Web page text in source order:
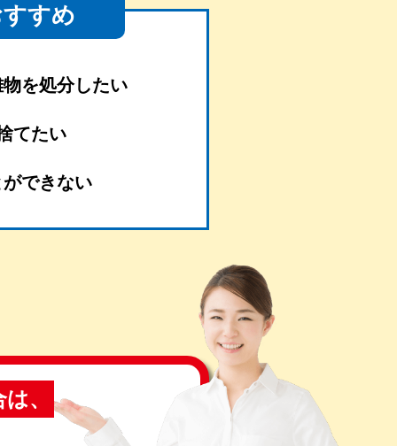
すめ
を処分したい
てたい
できない
、